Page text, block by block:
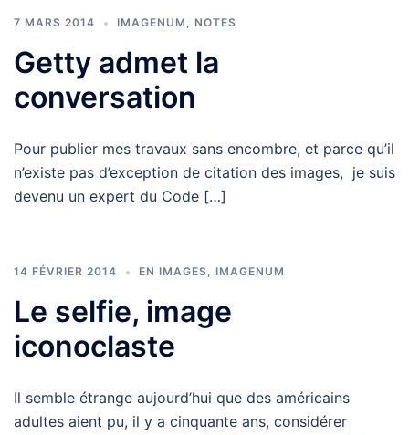
7 MARS 2014 IMAGENUM , NOTES
Getty admet la
conversation
Pour publier mes travaux sans encombre, et parce qu’il
n’existe pas d’exception de citation des images, je suis
devenu un expert du Code […]
14 FÉVRIER 2014 EN IMAGES, IMAGENUM
Le selfie, image
iconoclaste
Il semble étrange aujourd’hui que des américains
adultes aient pu, il y a cinquante ans, considérer